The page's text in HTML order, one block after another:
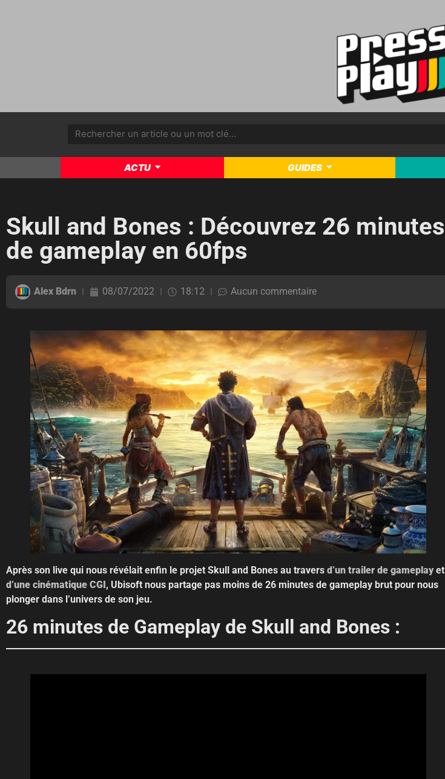
ACTU GUIDES
Skull and Bones : Découvrez 26 minutes
de gameplay en 60fps
Alex Bdrn 08/07/2022 18:12 Aucun commentaire
Après son live qui nous révélait enfin le projet Skull and Bones au travers d’un trailer de gameplayet
d’une cinématique CGI, Ubisoft nous partage pas moins de 26 minutes de gameplay brut pour nous
plonger dans l’univers de son jeu.
26 minutes de Gameplay de Skull and Bones :